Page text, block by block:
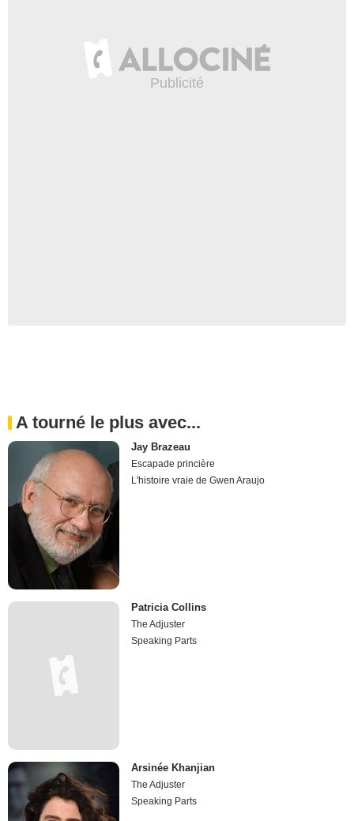
A tourné le plus avec...
Jay Brazeau
Escapade princière
L'histoire vraie de Gwen Araujo
Patricia Collins
The Adjuster
Speaking Parts
Arsinée Khanjian
The Adjuster
Speaking Parts